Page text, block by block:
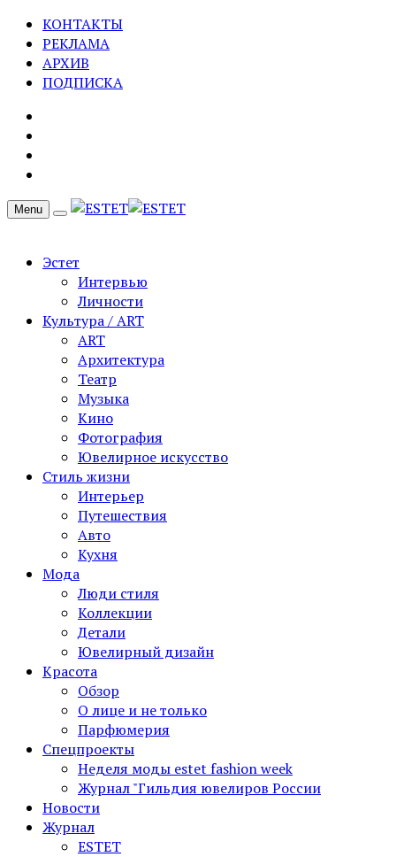
КОНТАКТЫ
РЕКЛАМА
АРХИВ
ПОДПИСКА
Menu
Эстет
Интервью
Личности
Культура / ART
ART
Архитектура
Театр
Музыка
Кино
Фотография
Ювелирное искусство
Стиль жизни
Интерьер
Путешествия
Авто
Кухня
Мода
Люди стиля
Коллекции
Детали
Ювелирный дизайн
Красота
Обзор
О лице и не только
Парфюмерия
Спецпроекты
Неделя моды estet fashion week
Журнал "Гильдия ювелиров России
Новости
Журнал
ESTET